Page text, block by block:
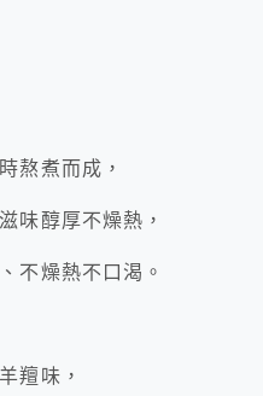
熬煮而成，
味醇厚不燥熱，
不燥熱不口渴。
羶味，